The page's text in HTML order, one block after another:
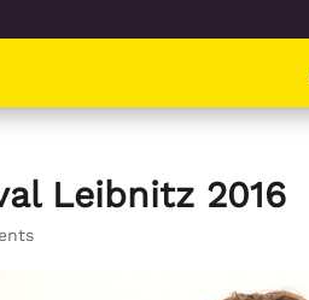
Leibnitz 2016